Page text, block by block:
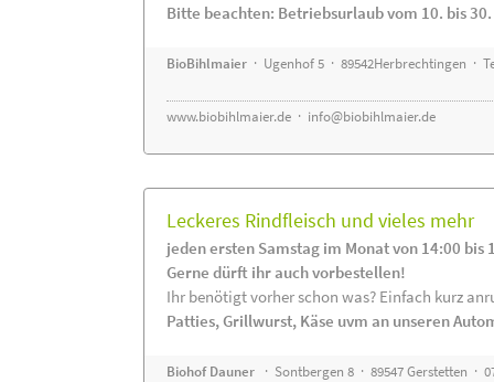
Bitte beachten: Betriebsurlaub vom 10. bis
BioBihlmaier · Ugenhof 5 · 89542Herbrechtingen ·
www.biobihlmaier.de · info@biobihlmaier.de
Leckeres Rindfleisch und vieles mehr
jeden ersten Samstag im Monat von 14:00 bis
Gerne dürft ihr auch vorbestellen!
Ihr benötigt vorher schon was? Einfach kurz
Patties, Grillwurst, Käse uvm an unseren
Biohof Dauner · Sontbergen 8 · 89547 Gerstetten ·